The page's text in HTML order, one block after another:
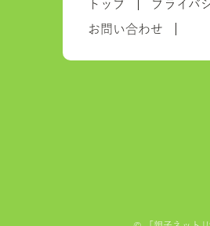
トップ プライバ
お問い合わせ